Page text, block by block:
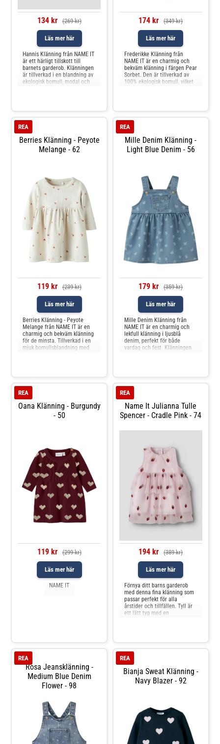
134 kr (269 kr)
Läs mer här
Hannis Klänning från NAME IT
är ett härligt tillskott till
barnets garderob. Klänningen
är tillverkad i en blandning av
ekologisk bomull, modal och
klänningen lika
174 kr (349 kr)
Läs mer här
Frederikke Klänning från
NAME IT är en charmig och
bekväm klänning i färgen Pear
Sorbet. Den är tillverkad av
100% ekologisk bomull, vilket
lekfullt uttryck och gör den
Berries Klänning - Peyote
Melange - 62
REA
119 kr (239 kr)
Läs mer här
Berries Klänning - Peyote
Melange från NAME IT är en
charmig och bekväm klänning
för de minsta. Tillverkad i en
mjuk bomullsblandning med
intryck. Klänningen ha
Mille Denim Klänning -
Light Blue Denim - 56
REA
179 kr (359 kr)
Läs mer här
Mille Denim Klänning från
NAME IT är en charmig och
lekfull klänning i ljusblå
denim, perfekt för både
vardag och fest. Klänningen
Den har justerbara axelband
m
Oana Klänning - Burgundy
- 50
REA
119 kr (299 kr)
Läs mer här
NAME IT
Name It Julianna Tulle
Spencer - Cradle Pink - 74
REA
194 kr (389 kr)
Läs mer här
Förnya ditt barns garderob
med denna fina klänning som
passar perfekt för alla
årstider och tillfällen. Tyll är
ett lätt tyg med en
100% polyamidTvätta i 30 °C
Rosa Jeansklänning -
Medium Blue Denim
Flower - 98
REA
Bianja Sweat Klänning -
Navy Blazer - 92
REA